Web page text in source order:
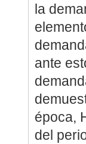
la
ante
época,
del